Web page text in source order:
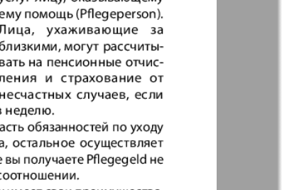
Англия
Аугсбург-сити
Будь здоров